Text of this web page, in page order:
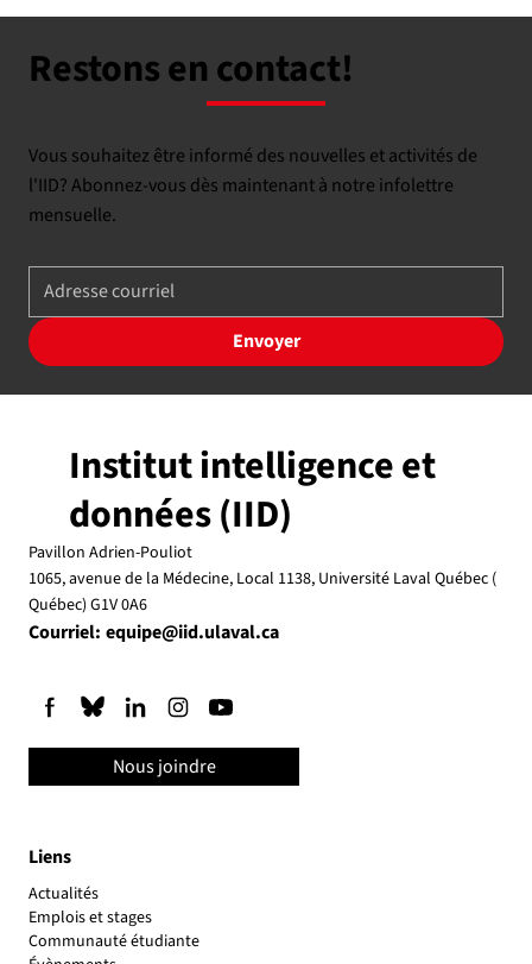
Restons en contact!
Vous souhaitez être informé des nouvelles et activités de
l'IID? Abonnez-vous dès maintenant à notre infolettre
mensuelle.
Envoyer
Liens
Actualités
Emplois et stages
Communauté étudiante
Institut intelligence et
données (IID)
Pavillon Adrien-Pouliot
1065, avenue de la Médecine, Local 1138, Université Laval Québec (
Québec) G1V 0A6
Courriel: equipe@iid.ulaval.ca
Nous joindre